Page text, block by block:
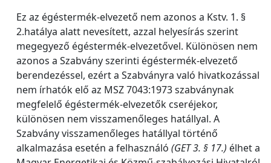
Ez az égéstermék-elvezető nem azonos a Kstv. 1. §
2.hatálya alatt nevesített, azzal helyesírás szerint
megegyező égéstermék-elvezetővel. Különösen nem
azonos a Szabvány szerinti égéstermék-elvezető
berendezéssel, ezért a Szabványra való hivatkozással
nem írhatók elő az MSZ 7043:1973 szabványnak
megfelelő égéstermék-elvezetők cseréjekor,
különösen nem visszamenőleges hatállyal. A
Szabvány visszamenőleges hatállyal történő
alkalmazása esetén a felhasználó (GET 3. § 17.) élhet a